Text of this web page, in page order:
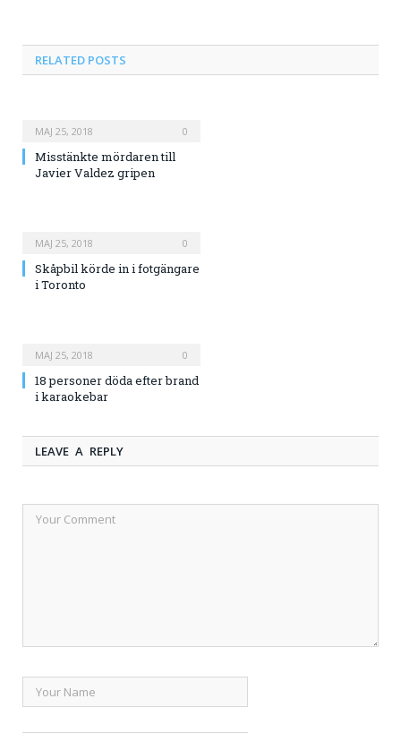
RELATED POSTS
MAJ 25, 2018 0
Misstänkte mördaren till
Javier Valdez gripen
MAJ 25, 2018 0
Skåpbil körde in i fotgängare
i Toronto
MAJ 25, 2018 0
18 personer döda efter brand
i karaokebar
LEAVE A REPLY